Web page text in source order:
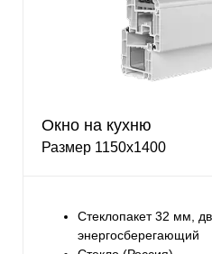
Окно на кухню
Размер 1150х1400
Стеклопакет 32 мм,
энергосберегающий